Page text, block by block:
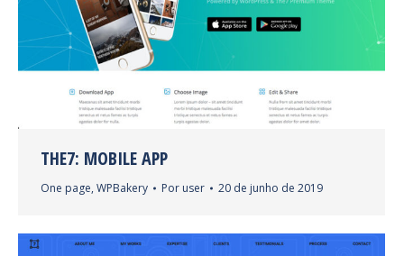
THE7: MOBILE APP
One page, WPBakery Por user 20 de junho de 2019